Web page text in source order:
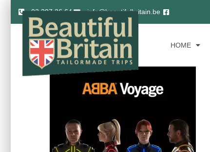
03 297 36 64 info@beautifulbritain.be
HOME